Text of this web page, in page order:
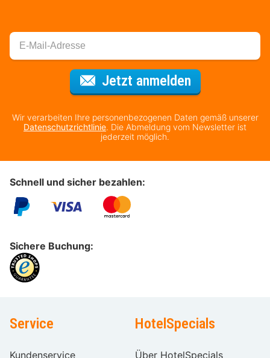
Jetzt anmeldenFür den
Wir verarbeiten Ihre personenbezogenen Daten gemäß unserer
Datenschutzrichtlinie. Die Abmeldung vom Newsletter ist
jederzeit möglich.
Schnell und sicher bezahlen:
Sichere Buchung:
Service
Kundenservice
HotelSpecials
Über HotelSpecials